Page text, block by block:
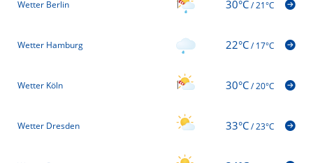
Wetter Berlin 30°C/21°C
Wetter Hamburg 22°C/17°C
Wetter Köln 30°C/20°C
Wetter Dresden 33°C/23°C